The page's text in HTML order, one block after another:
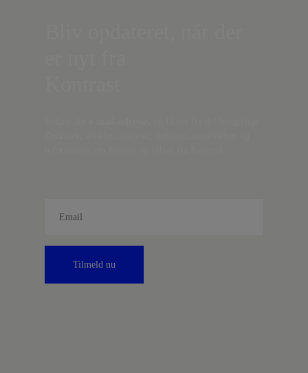
Tilmeld nu